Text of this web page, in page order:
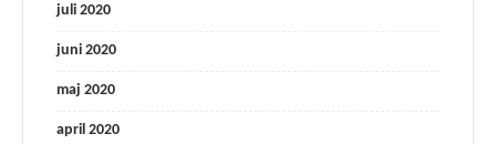
juli 2020
juni 2020
maj 2020
april 2020